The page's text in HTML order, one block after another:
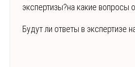
экспертизы?на какие вопросы
Будут ли ответы в экспертизе